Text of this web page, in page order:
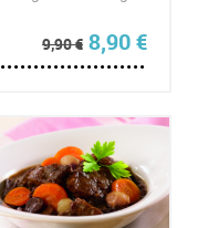
9,90€ Le prix
8,90€Le